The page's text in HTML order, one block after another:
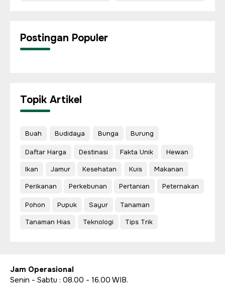
Postingan Populer
Topik Artikel
Buah Budidaya Bunga Burung
Daftar Harga Destinasi Fakta Unik
Hewan
Ikan
Jamur Kesehatan Kuis
Makanan
Perikanan
Perkebunan Pertanian Peternakan
Pohon Pupuk Sayur
Tanaman
Tanaman Hias
Teknologi Tips Trik
Jam Operasional
Senin - Sabtu : 08.00 - 16.00 WIB.